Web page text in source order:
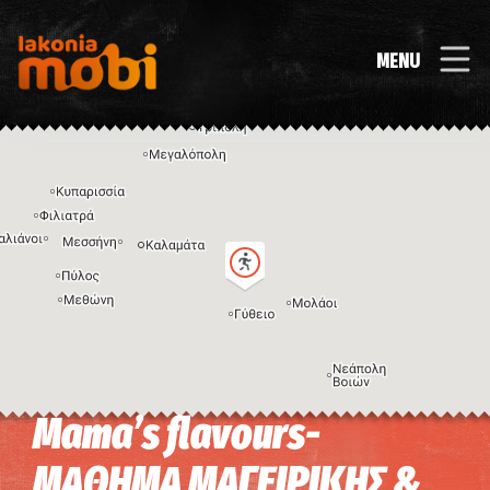
MENU
Η εικόνα ενδέχεται να υπόκειται σε πνευματικά δικαιώματα Όροι
Mama’s flavours-